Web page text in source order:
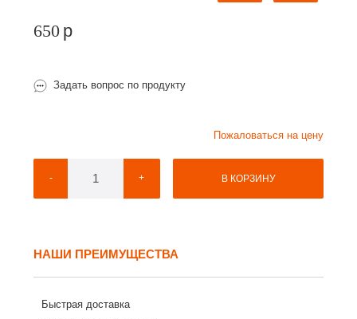
650 p
Задать вопрос по продукту
Пожаловаться на цену
- + В КОРЗИНУ
НАШИ ПРЕИМУЩЕСТВА
Быстрая доставка